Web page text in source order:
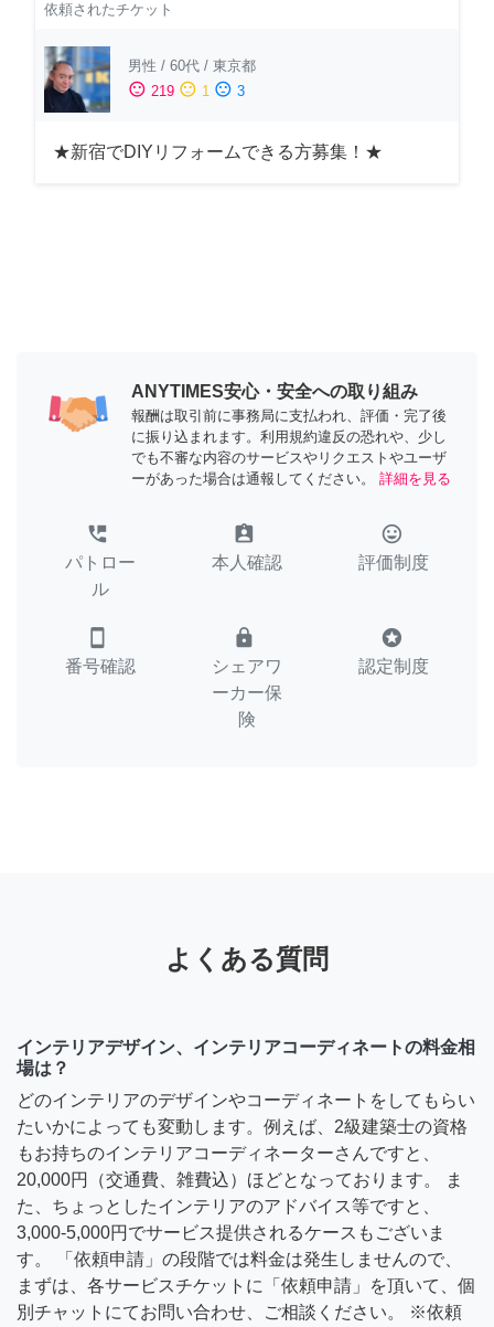
依頼されたチケット
男性 / 60代 / 東京都
sentiment_satisfied 219 sentiment_neutral 1 sentiment_dissatisfied 3
★新宿でDIYリフォームできる方募集！★
ANYTIMES安心・安全への取り組み
報酬は取引前に事務局に支払われ、評価・完了後
に振り込まれます。利用規約違反の恐れや、少し
でも不審な内容のサービスやリクエストやユーザ
ーがあった場合は通報してください。
詳細を見る
perm_phone_msg
パトロー
ル
assignment_ind
本人確認
tag_faces
評価制度
smartphone
番号確認
lock
シェアワ
ーカー保
険
stars
認定制度
よくある質問
インテリアデザイン、インテリアコーディネートの料金相
場は？
どのインテリアのデザインやコーディネートをしてもらい
たいかによっても変動します。例えば、2級建築士の資格
もお持ちのインテリアコーディネーターさんですと、
20,000円（交通費、雑費込）ほどとなっております。 ま
た、ちょっとしたインテリアのアドバイス等ですと、
3,000-5,000円でサービス提供されるケースもございま
す。 「依頼申請」の段階では料金は発生しませんので、
まずは、各サービスチケットに「依頼申請」を頂いて、個
別チャットにてお問い合わせ、ご相談ください。 ※依頼